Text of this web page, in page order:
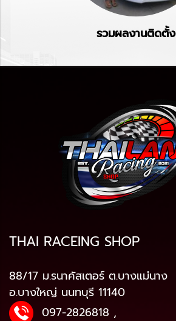
รวมผลงานติดตั้ง
THAI RACEING SHOP
88/17 ม.รนาคัสเตอร์ ต.บางแม่นาง
อ.บางใหญ่ นนทบุรี 11140
097-2826818 ,